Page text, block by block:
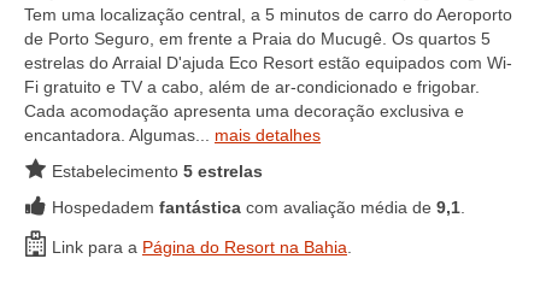
Tem uma localização central, a 5 minutos de carro do Aeroporto
de Porto Seguro, em frente a Praia do Mucugê. Os quartos 5
estrelas do Arraial D'ajuda Eco Resort estão equipados com Wi-
Fi gratuito e TV a cabo, além de ar-condicionado e frigobar.
Cada acomodação apresenta uma decoração exclusiva e
encantadora. Algumas... mais detalhes
Estabelecimento 5 estrelas
Hospedadem fantástica com avaliação média de 9,1
Link para a Página do Resort na Bahia